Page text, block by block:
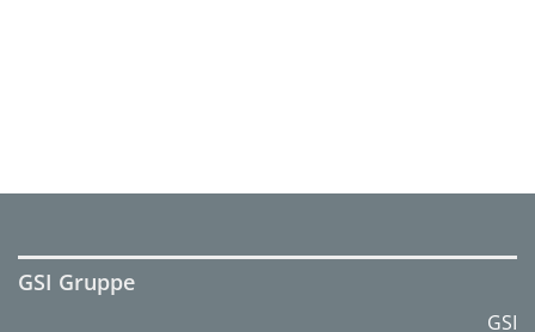
GSI Gruppe
GSI